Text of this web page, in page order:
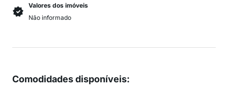
Valores dos imóveis
Não informado
Comodidades disponíveis: